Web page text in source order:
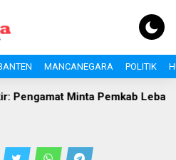
MANCANEGARA POLITIK
Minta Pemkab Lebak